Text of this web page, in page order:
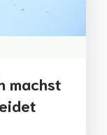
machst